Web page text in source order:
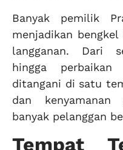
Banyak pemilik
menjadikan
langganan. Dari
hingga
ditangani di satu
dan
banyak pelanggan
Tempat